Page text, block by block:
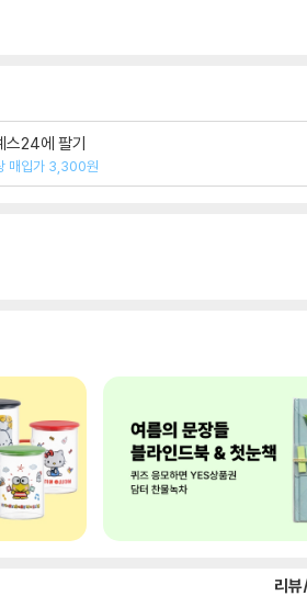
스24에 팔기
매입가 3,300원
리